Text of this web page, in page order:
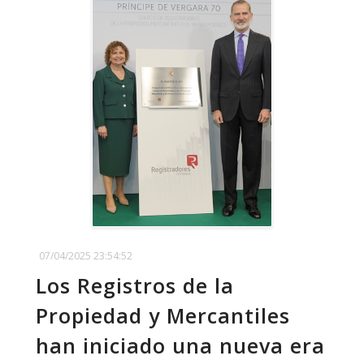
07/04/2025 23:54:52
Los Registros de la
Propiedad y Mercantiles
han iniciado una nueva era